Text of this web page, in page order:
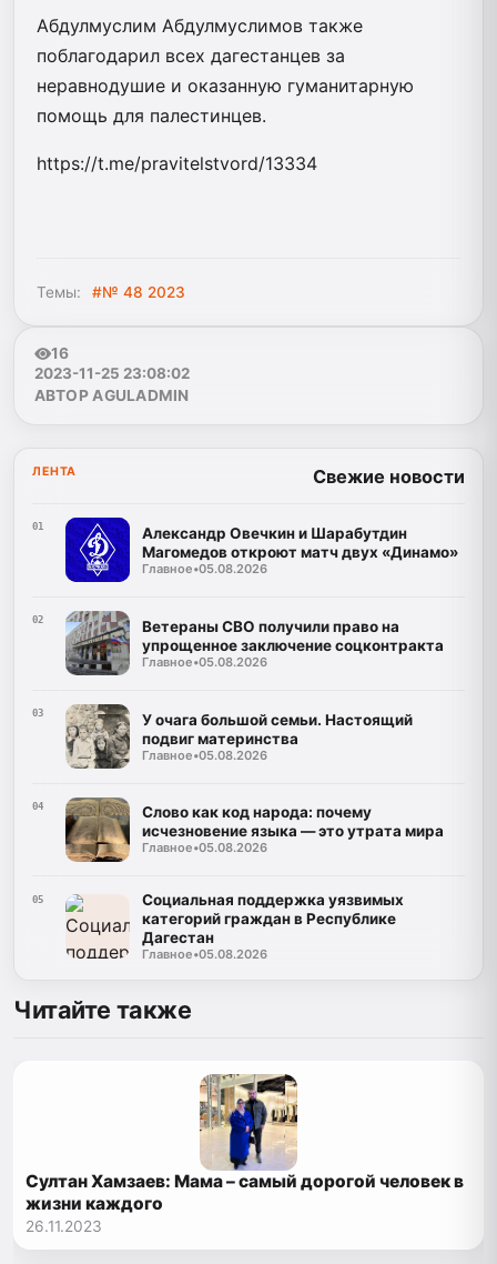
Абдулмуслим Абдулмуслимов также
поблагодарил всех дагестанцев за
неравнодушие и оказанную гуманитарную
помощь для палестинцев.
https://t.me/pravitelstvord/13334
Темы: #№ 48 2023
16
2023-11-25 23:08:02
АВТОР AGULADMIN
ЛЕНТА Свежие новости
01
Александр Овечкин и Шарабутдин
Магомедов откроют матч двух «Динамо»
Главное•05.08.2026
02
Ветераны СВО получили право на
упрощенное заключение соцконтракта
Главное•05.08.2026
03
У очага большой семьи. Настоящий
подвиг материнства
Главное•05.08.2026
04
Слово как код народа: почему
исчезновение языка — это утрата мира
Главное•05.08.2026
05
Социальная поддержка уязвимых
категорий граждан в Республике
Дагестан
Главное•05.08.2026
Читайте также
Султан Хамзаев: Мама – самый дорогой человек в
жизни каждого
26.11.2023